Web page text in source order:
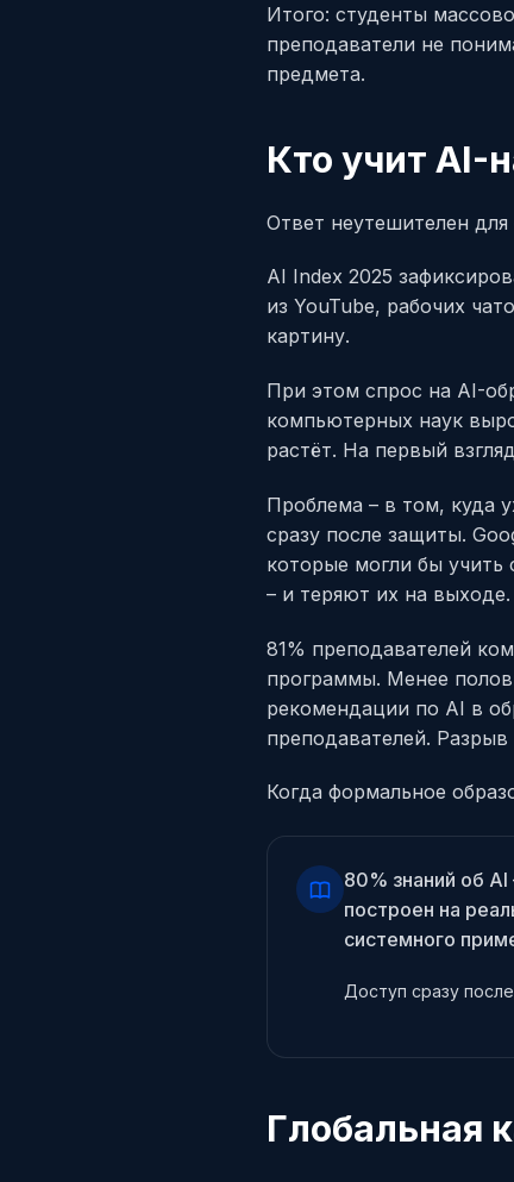
Итого: студенты
преподаватели не
предмета.
Кто учит AI-
Ответ неутешителен
AI Index 2025
из YouTube, рабочих
картину.
При этом спрос на AI-
компьютерных наук
растёт. На первый
Проблема – в том, куда
сразу после защиты.
которые могли бы
– и теряют их на выходе.
81% преподавателей
программы. Менее
рекомендации по AI в
преподавателей.
Когда формальное
80% знаний об
построен на
системного
Доступ сразу
Глобальная